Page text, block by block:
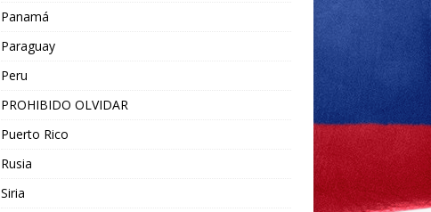
Panamá
Paraguay
Peru
PROHIBIDO OLVIDAR
Puerto Rico
Rusia
Siria